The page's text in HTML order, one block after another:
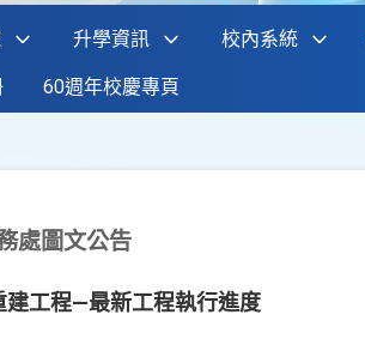
升學資訊 校內系統
60週年校慶專頁
處圖文公告
建工程—最新工程執行進度